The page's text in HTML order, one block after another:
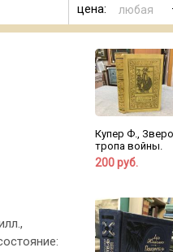
цена:
Купер Ф.,
тропа войны.
200 руб.